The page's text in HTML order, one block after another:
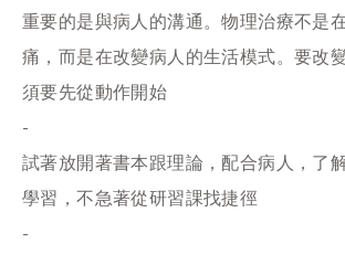
重要的是與病人的溝通。物理治療不是
痛，而是在改變病人的生活模式。要改
須要先從動作開始
-
試著放開著書本跟理論，配合病人，了
學習，不急著從研習課找捷徑
-